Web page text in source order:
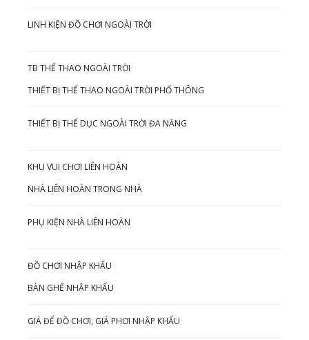
LINH KIỆN ĐỒ CHƠI NGOÀI TRỜI
TB THỂ THAO NGOÀI TRỜI
THIẾT BỊ THỂ THAO NGOÀI TRỜI PHỔ THÔNG
THIẾT BỊ THỂ DỤC NGOÀI TRỜI ĐA NĂNG
KHU VUI CHƠI LIÊN HOÀN
NHÀ LIÊN HOÀN TRONG NHÀ
PHỤ KIỆN NHÀ LIÊN HOÀN
ĐỒ CHƠI NHẬP KHẨU
BÀN GHẾ NHẬP KHẨU
GIÁ ĐỂ ĐỒ CHƠI, GIÁ PHƠI NHẬP KHẨU